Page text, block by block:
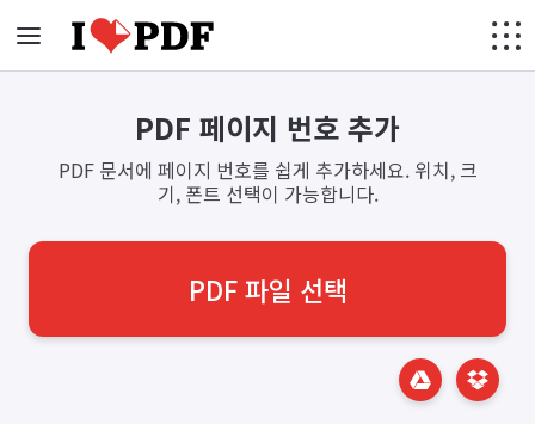
PDF 페이지 번호 추가
PDF 문서에 페이지 번호를 쉽게 추가하세요. 위치, 크
기, 폰트 선택이 가능합니다.
PDF 파일 선택